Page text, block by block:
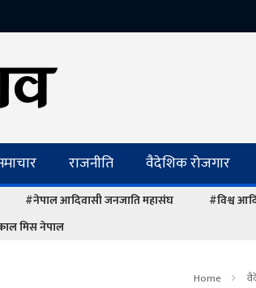
राजनीति वैदेशिक रोजगार
#नेपाल आदिवासी जनजाति महासंघ #विश्व
मिस नेपाल
Home